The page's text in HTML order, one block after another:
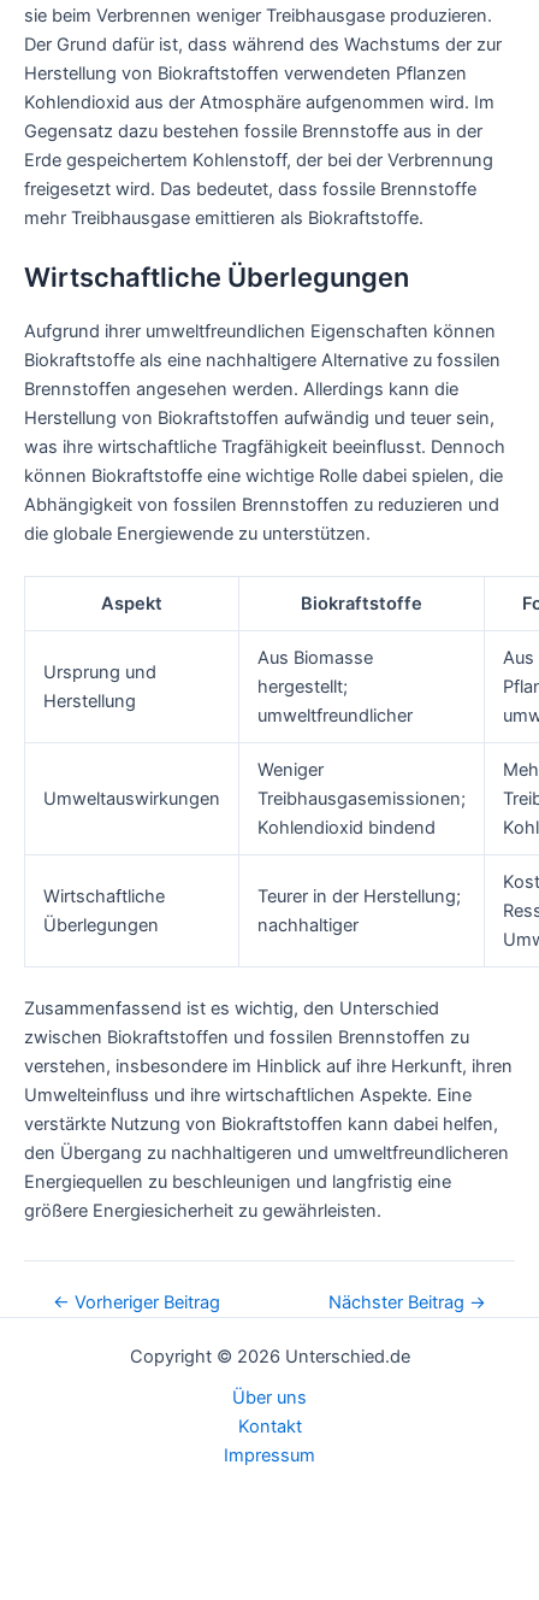
sie beim Verbrennen weniger Treibhausgase produzieren.
Der Grund dafür ist, dass während des Wachstums der zur
Herstellung von Biokraftstoffen verwendeten Pflanzen
Kohlendioxid aus der Atmosphäre aufgenommen wird. Im
Gegensatz dazu bestehen fossile Brennstoffe aus in der
Erde gespeichertem Kohlenstoff, der bei der Verbrennung
freigesetzt wird. Das bedeutet, dass fossile Brennstoffe
mehr Treibhausgase emittieren als Biokraftstoffe.
Wirtschaftliche Überlegungen
Aufgrund ihrer umweltfreundlichen Eigenschaften können
Biokraftstoffe als eine nachhaltigere Alternative zu fossilen
Brennstoffen angesehen werden. Allerdings kann die
Herstellung von Biokraftstoffen aufwändig und teuer sein,
was ihre wirtschaftliche Tragfähigkeit beeinflusst. Dennoch
können Biokraftstoffe eine wichtige Rolle dabei spielen, die
Abhängigkeit von fossilen Brennstoffen zu reduzieren und
die globale Energiewende zu unterstützen.
Aspekt Biokraftstoffe
Ursprung und
Herstellung
Aus Biomasse
hergestellt;
umweltfreundlicher
Aus
Umweltauswirkungen
Weniger
Treibhausgasemissionen;
Kohlendioxid bindend
Wirtschaftliche
Überlegungen
Teurer in der Herstellung;
nachhaltiger
Zusammenfassend ist es wichtig, den Unterschied
zwischen Biokraftstoffen und fossilen Brennstoffen zu
verstehen, insbesondere im Hinblick auf ihre Herkunft, ihren
Umwelteinfluss und ihre wirtschaftlichen Aspekte. Eine
verstärkte Nutzung von Biokraftstoffen kann dabei helfen,
den Übergang zu nachhaltigeren und umweltfreundlicheren
Energiequellen zu beschleunigen und langfristig eine
größere Energiesicherheit zu gewährleisten.
Post← Vorheriger Beitrag Nächster Beitrag →
Copyright © 2026 Unterschied.de
Über uns
Kontakt
Impressum